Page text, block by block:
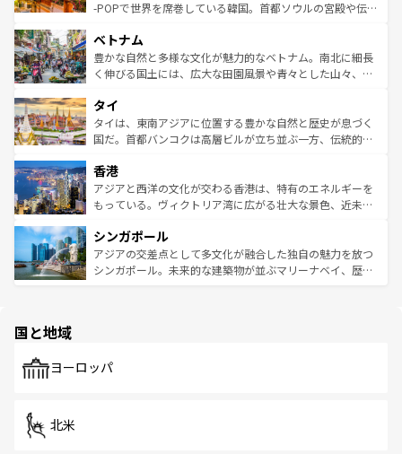
い。オーストラリアの多彩な魅力を存分に味わいつくそ
参照してほしい。
驚きをもたらしてくれる。また、奥深い台湾の食文化も魅
容にもいいと評判のスイーツなど、バラエティ豊かな料理
が味わえる。 なお、新着の台湾情報は コンテンツ一覧を参
照してほしい。
-POPで世界を席巻している韓国。首都ソウルの宮殿や伝統
き、地方に足を延ばせば四季折々の自然美を楽しむことが
できる。そして、キムチや焼肉、絶品のストリートフード
まで、さまざまな韓国料理が待っている。夜には、韓国な
リティに包まれながら、韓国の多彩な魅力を心ゆくまで味
わってみてほしい。 なお、新着の韓国情報はコンテンツ一
覧を参照してほしい。
ベトナム
豊かな自然と多様な文化が魅力的なベトナム。南北に細長
く伸びる国土には、広大な田園風景や青々とした山々、世
急速な発展と共に伝統が息づく。ハノイの古い町並みやホ
ーチミン市のフランス統治時代の建物も、独特の雰囲気を
醸し出している。また、バラエティの豊かさとおいしさで
とつ。フォーやバインミー、ベトナムコーヒーなどは、ぜ
ひ現地で味わいたい。どの地域を訪れてもあたたかい人々
が旅行者を迎えてくれるので、きっと忘れられない旅にな
参照してほしい。
タイ
タイは、東南アジアに位置する豊かな自然と歴史が息づく
国だ。首都バンコクは高層ビルが立ち並ぶ一方、伝統的な
の活気が交差している。北部ではチェンマイなどの山岳地
帯で自然と触れ合い、南部ではプーケットやクラビの美し
いビーチでリゾート気分を楽しむことができる。タイ料理
激する。気候は一年中温暖で、どの季節にも異なる楽しみ
が待っている。親しみやすいタイの人々、仏教を中心とし
た文化、そして多様な観光資源が、訪れる旅人を魅了し続
香港
アジアと西洋の文化が交わる香港は、特有のエネルギーを
もっている。ヴィクトリア湾に広がる壮大な景色、近未来
み、どこを訪れても感動するはず。観光スポットが密集し
ており、効率よく見どころを回れるのも魅力。息をのむよ
うな絶景から文化的な体験まで、香港を存分に楽しみ尽く
シンガポール
アジアの交差点として多文化が融合した独自の魅力を放つ
シンガポール。未来的な建築物が並ぶマリーナベイ、歴史
で、ホーカーズは地元の風情を楽しめる外せないスポット
国と地域
ヨーロッパ
北米